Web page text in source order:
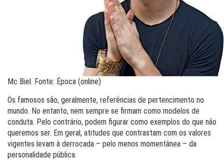
Mc Biel. Fonte: Época (online)
Os famosos são, geralmente, referências de pertencimento no
mundo. No entanto, nem sempre se firmam como modelos de
conduta. Pelo contrário, podem figurar como exemplos do que não
queremos ser. Em geral, atitudes que contrastam com os valores
vigentes levam à derrocada – pelo menos momentânea – da
personalidade pública.